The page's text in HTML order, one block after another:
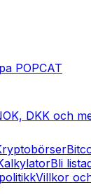
POPCAT
DKK och
Bli
Villkor